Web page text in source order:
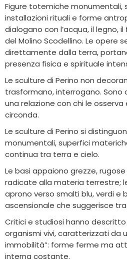
Figure totemiche monumentali,
installazioni rituali e forme
dialogano con l’acqua, il legno,
del Molino Scodellino. Le opere
direttamente dalla terra,
presenza fisica e spirituale
Le sculture di Perino non
trasformano, interrogano. Sono
una relazione con chi le osserva
circonda.
Le sculture di Perino si
monumentali, superfici
continua tra terra e cielo.
Le basi appaiono grezze,
radicate alla materia terrestre;
aprono verso smalti blu, verdi e
ascensionale che suggerisce
Critici e studiosi hanno
organismi vivi, caratterizzati da
immobilità”: forme ferme ma
interna costante.